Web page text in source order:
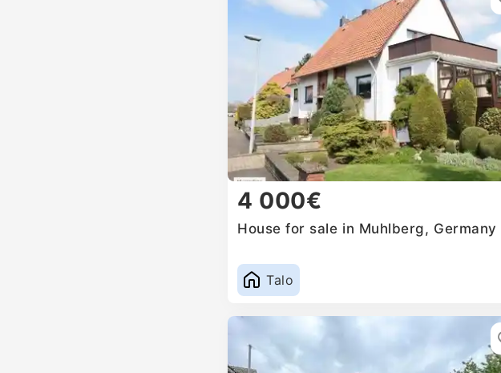
4 000€
House for sale in Muhlberg, Germany
Talo